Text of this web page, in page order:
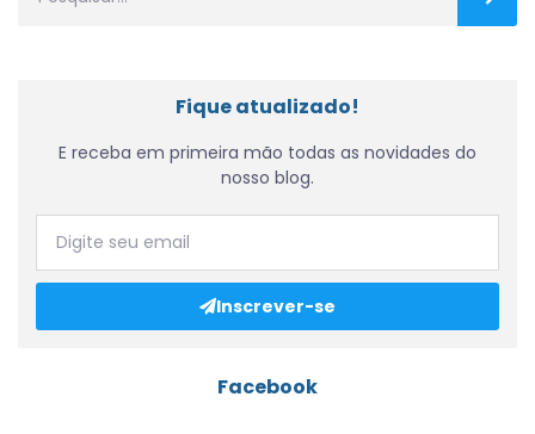
Fique atualizado!
E receba em primeira mão todas as novidades do
nosso blog.
Inscrever-se
Facebook